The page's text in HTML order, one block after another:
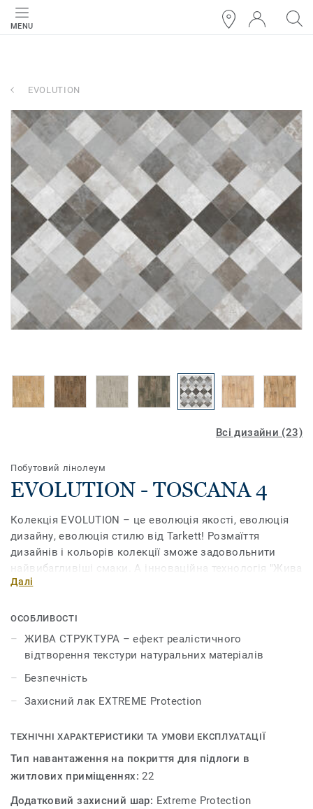
MENU
EVOLUTION
Всі дизайни (23)
Побутовий лінолеум
EVOLUTION - TOSCANA 4
Колекція EVOLUTION – це еволюція якості, еволюція
дизайну, еволюція стилю від Tarkett! Розмаїття
дизайнів і кольорів колекції зможе задовольнити
найвибагливіші смаки. А інноваційна технологія "Жива
структура" дає можливість отримати справжню
природну структуру деревини та інших натуральних
матеріалів.
Колекція лінолеуму EVOLUTION – високі технології у
вас вдома!
Далі
ОСОБЛИВОСТІ
ЖИВА СТРУКТУРА – ефект реалістичного
відтворення текстури натуральних матеріалів
Безпечність
Захисний лак EXTREME Protection
ТЕХНІЧНІ ХАРАКТЕРИСТИКИ ТА УМОВИ ЕКСПЛУАТАЦІЇ
Тип навантаження на покриття для підлоги в
житлових приміщеннях:22
Додатковий захисний шар: Extreme Protection